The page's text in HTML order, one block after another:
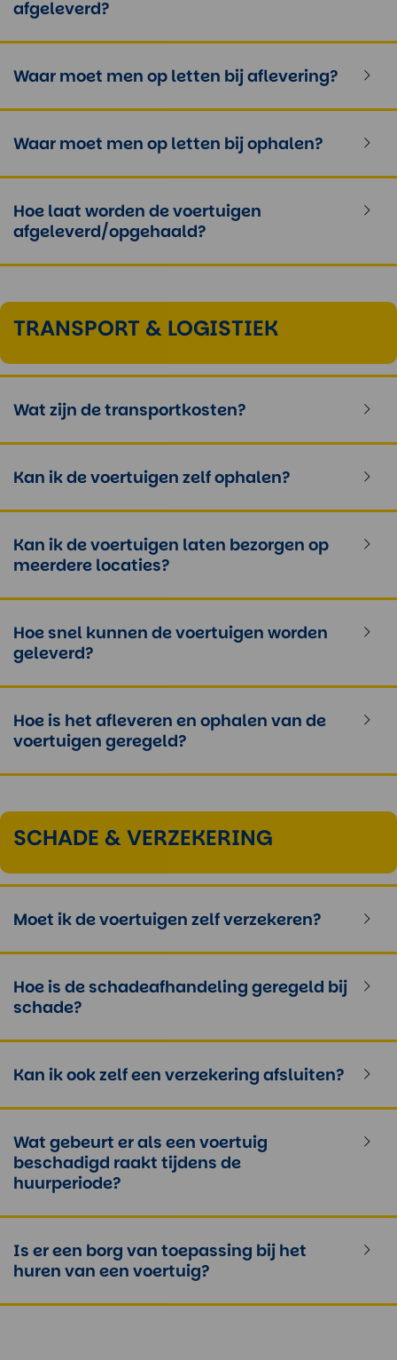
afgeleverd?
Waar moet men op letten bij aflevering?
Waar moet men op letten bij ophalen?
Hoe laat worden de voertuigen
afgeleverd/opgehaald?
TRANSPORT & LOGISTIEK
Wat zijn de transportkosten?
Kan ik de voertuigen zelf ophalen?
Kan ik de voertuigen laten bezorgen op
meerdere locaties?
Hoe snel kunnen de voertuigen worden
geleverd?
Hoe is het afleveren en ophalen van de
voertuigen geregeld?
SCHADE & VERZEKERING
Moet ik de voertuigen zelf verzekeren?
Hoe is de schadeafhandeling geregeld bij
schade?
Kan ik ook zelf een verzekering afsluiten?
Wat gebeurt er als een voertuig
beschadigd raakt tijdens de
huurperiode?
Is er een borg van toepassing bij het
huren van een voertuig?